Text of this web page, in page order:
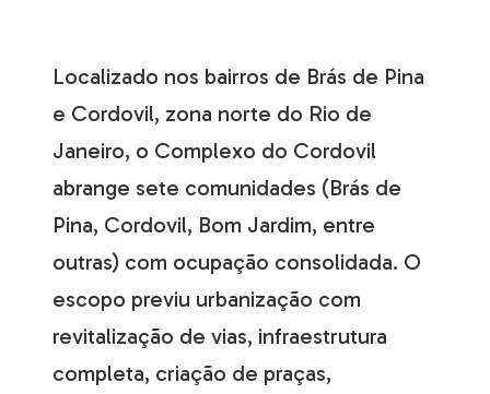
Localizado nos bairros de Brás de Pina
e Cordovil, zona norte do Rio de
Janeiro, o Complexo do Cordovil
abrange sete comunidades (Brás de
Pina, Cordovil, Bom Jardim, entre
outras) com ocupação consolidada. O
escopo previu urbanização com
revitalização de vias, infraestrutura
completa, criação de praças,